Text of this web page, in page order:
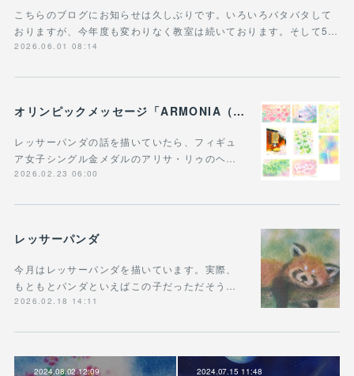
こちらのブログにお知らせは久しぶりです。いろいろバタバタして
おりますが、今年度も変わりなく教室は続いております。そして5…
2026.06.01 08:14
オリンピックメッセージ「ARMONIA（調和）」 明確な「調和」の象徴、三原色の直接的な具現化＆レッサーパンダ
レッサーパンダの話を描いていたら、フィギュ
ア女子シングル金メダルのアリサ・リゥのヘ…
2026.02.23 06:00
レッサーパンダ
今月はレッサーパンダを描いています。実際、
もともとパンダといえばこの子だっただそう…
2026.02.18 14:11
2024.08.02 12:09 2024.07.15 11:48